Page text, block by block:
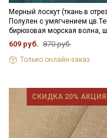
Мерный лоскут (ткань в
Полулен с умягчением
бирюзовая морская волна,
609 руб. 870 руб.
Только онлайн-заказ
СКИДКА 20% АКЦИЯ